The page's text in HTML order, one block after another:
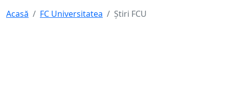
Acasă
FC Universitatea Știri FCU